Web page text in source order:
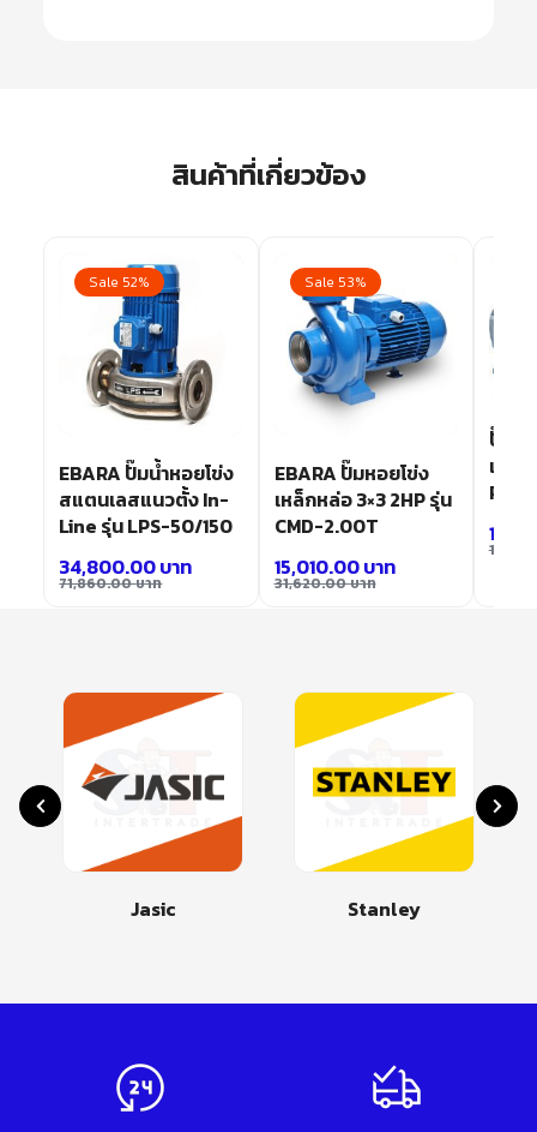
สินค้าที่เกี่ยวข้อง
Sale 52%
EBARA ปั๊มน้ำหอยโข่ง
สแตนเลสแนวตั้ง In-
Line รุ่น LPS-50/150
71,860.00บาท
34,800.00บาท
Sale 53%
EBARA ปั๊มหอยโข่ง
เหล็กหล่อ 3×3 2HP รุ่น
CMD-2.00T
31,620.00บาท
15,010.00บาท
ปั๊มน้
แปล
Jasic Stanley